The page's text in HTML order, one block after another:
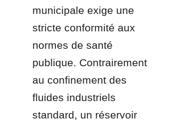
municipale exige une
stricte conformité aux
normes de santé
publique. Contrairement
au confinement des
fluides industriels
standard, un réservoir